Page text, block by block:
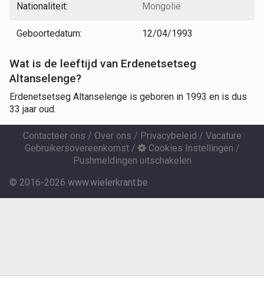
Nationaliteit: Mongolië
Geboortedatum: 12/04/1993
Wat is de leeftijd van Erdenetsetseg
Altanselenge?
Erdenetsetseg Altanselenge is geboren in 1993 en is dus
33 jaar oud.
Contacteer ons / Over ons / Privacybeleid / Vacature
Gebruikersovereenkomst/ Cookies Instellingen /
Pushmeldingen uitschakelen
© 2016-2026 www.wielerkrant.be